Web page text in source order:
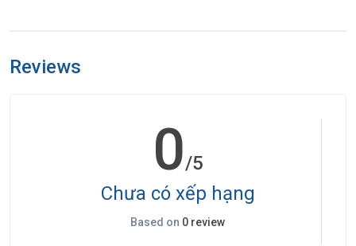
Reviews
0/5
Chưa có xếp hạng
Based on 0 review